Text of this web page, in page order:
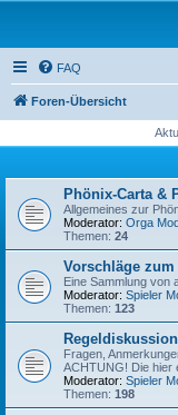
FAQ
Foren-Übersicht
Phönix-Carta &
Allgemeines zur
Moderator: Orga
Themen: 24
Vorschläge
Eine Sammlung von
Moderator: Spieler
Themen: 123
Fragen,
ACHTUNG! Die hier
Moderator: Spieler
Themen: 198